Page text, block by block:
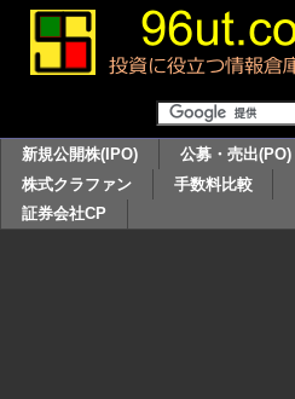
新規公開株(IPO) 公募・売出(PO)
株式クラファン
手数料比較
証券会社CP